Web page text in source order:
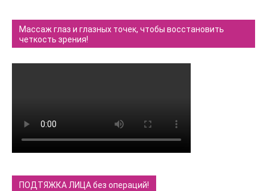
Массаж глаз и глазных точек, чтобы восстановить
четкость зрения!
ПОДТЯЖКА ЛИЦА без операций!